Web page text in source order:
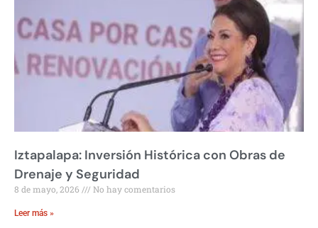
Iztapalapa: Inversión Histórica con Obras de
Drenaje y Seguridad
8 de mayo, 2026 No hay comentarios
Leer más »